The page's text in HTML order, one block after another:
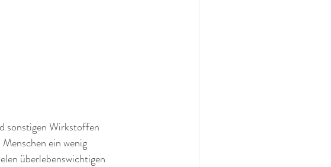
sonstigen Wirkstoffen
ein wenig
überlebenswichtigen